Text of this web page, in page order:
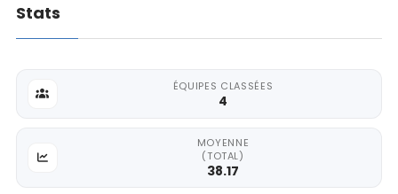
Stats
ÉQUIPES CLASSÉES
4
MOYENNE
(TOTAL)
38.17